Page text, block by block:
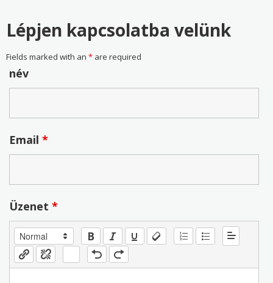
Lépjen kapcsolatba velünk
Fields marked with an *are required
név
Email *
Üzenet *